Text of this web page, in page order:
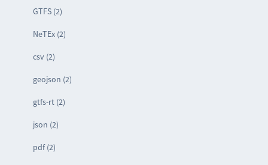
GTFS (2)
NeTEx (2)
csv (2)
geojson (2)
gtfs-rt (2)
json (2)
pdf (2)